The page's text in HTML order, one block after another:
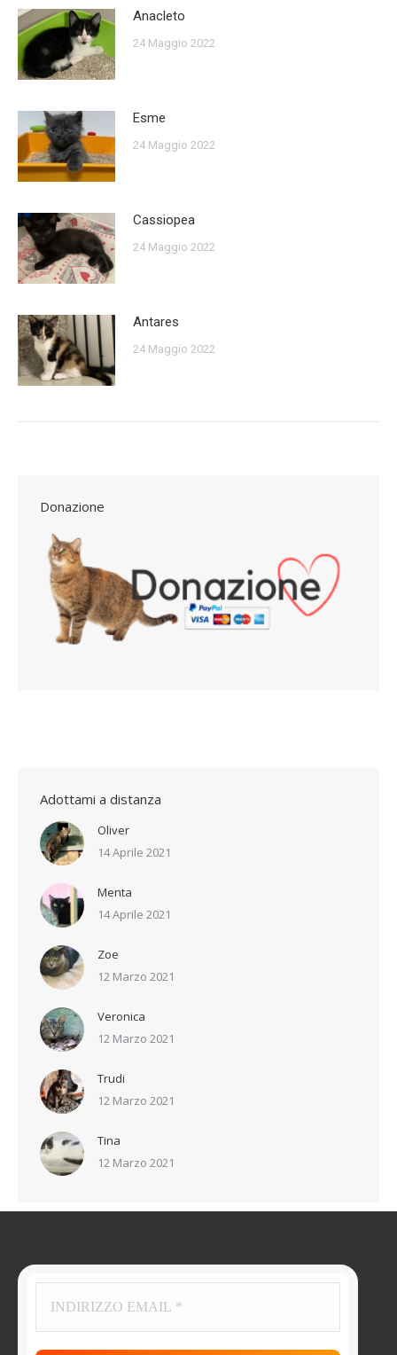
Anacleto
24 Maggio 2022
Esme
24 Maggio 2022
Cassiopea
24 Maggio 2022
Antares
24 Maggio 2022
Donazione
Adottami a distanza
Oliver
14 Aprile 2021
Menta
14 Aprile 2021
Zoe
12 Marzo 2021
Veronica
12 Marzo 2021
Trudi
12 Marzo 2021
Tina
12 Marzo 2021